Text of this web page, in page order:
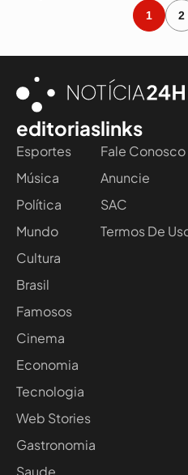
1 2
editorias
Esportes
Música
Política
Mundo
Cultura
Brasil
Famosos
Cinema
Economia
Tecnologia
Web Stories
Gastronomia
Saude
links
Fale Conosco
Anuncie
SAC
Termos De